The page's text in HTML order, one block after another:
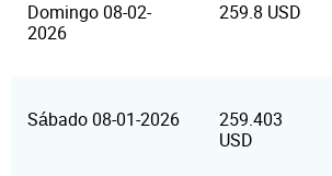
Domingo 08-02-
2026
259.8 USD
Sábado 08-01-2026
259.403
USD